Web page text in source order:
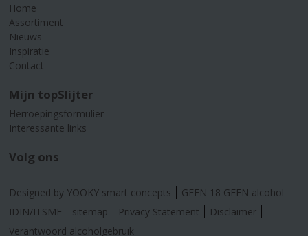
Home
Assortiment
Nieuws
Inspiratie
Contact
Mijn topSlijter
Herroepingsformulier
Interessante links
Volg ons
Designed by YOOKY smart concepts
GEEN 18 GEEN alcohol
IDIN/ITSME
sitemap Privacy Statement
Disclaimer
Verantwoord alcoholgebruik